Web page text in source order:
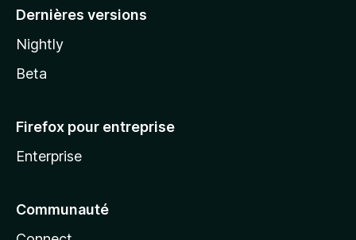
Dernières versions
Nightly
Beta
Firefox pour entreprise
Enterprise
Communauté